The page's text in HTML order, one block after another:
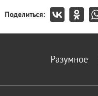
Поделиться:
Разумное